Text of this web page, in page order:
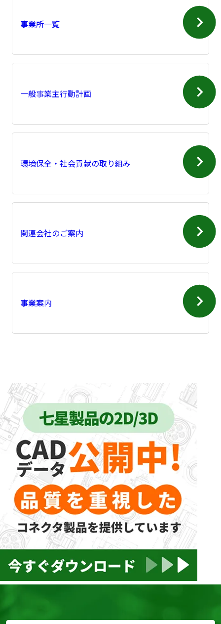
事業所一覧
一般事業主行動計画
環境保全・社会貢献の取り組み
関連会社のご案内
事業案内